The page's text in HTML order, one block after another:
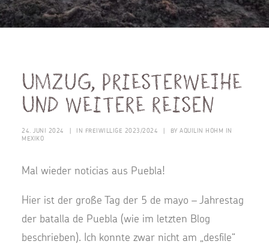
Umzug, Priesterweihe
und weitere Reisen
24. JUNI 2024 IN FREIWILLIGE 2023/2024 BY AQUILIN HOHM IN
MEXIKO
Mal wieder noticias aus Puebla!
Hier ist der große Tag der 5 de mayo – Jahrestag
der batalla de Puebla (wie im letzten Blog
beschrieben). Ich konnte zwar nicht am „desfile“